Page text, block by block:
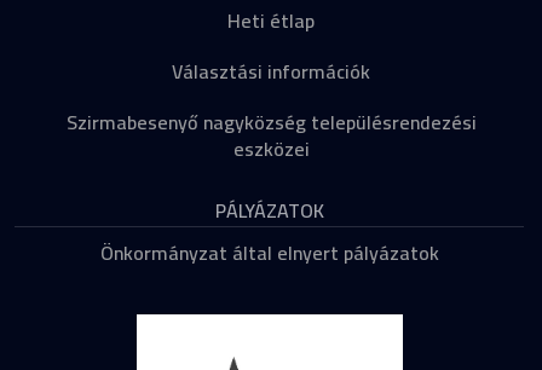
Heti étlap
Választási információk
Szirmabesenyő nagyközség településrendezési
eszközei
PÁLYÁZATOK
Önkormányzat által elnyert pályázatok